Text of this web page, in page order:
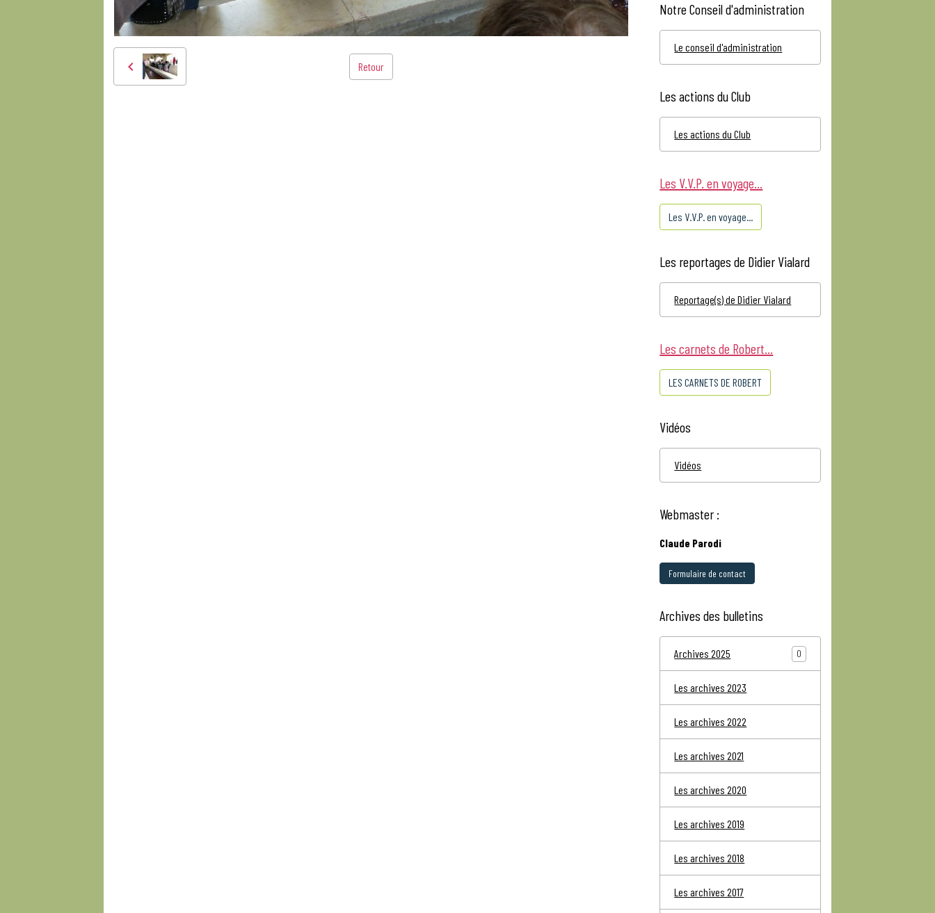
Retour
Notre Conseil d'administration
Le conseil d'administration
Les actions du Club
Les actions du Club
Les V.V.P. en voyage...
Les V.V.P. en voyage...
Les reportages de Didier Vialard
Reportage(s) de Didier Vialard
Les carnets de Robert...
LES CARNETS DE ROBERT
Vidéos
Vidéos
Webmaster :
Claude Parodi
Formulaire de contact
Archives des bulletins
Archives 2025 0
Les archives 2023
Les archives 2022
Les archives 2021
Les archives 2020
Les archives 2019
Les archives 2018
Les archives 2017